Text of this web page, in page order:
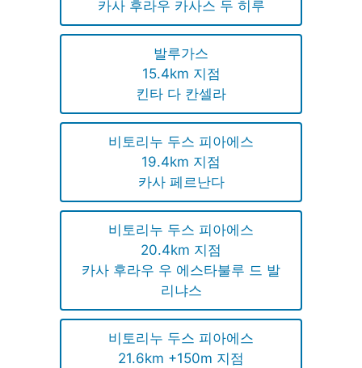
카사 후라우 카사스 두 히루
발루가스
15.4km 지점
킨타 다 칸셀라
비토리누 두스 피아에스
19.4km 지점
카사 페르난다
비토리누 두스 피아에스
20.4km 지점
카사 후라우 우 에스타불루 드 발
리냐스
비토리누 두스 피아에스
21.6km +150m 지점